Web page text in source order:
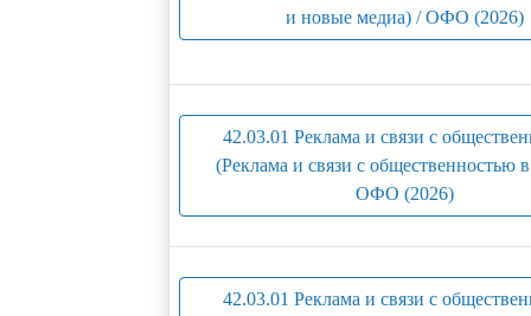
и новые медиа) / ОФО (2026)
42.03.01 Реклама и связи с
(Реклама и связи с
ОФО (2026)
42.03.01 Реклама и связи с